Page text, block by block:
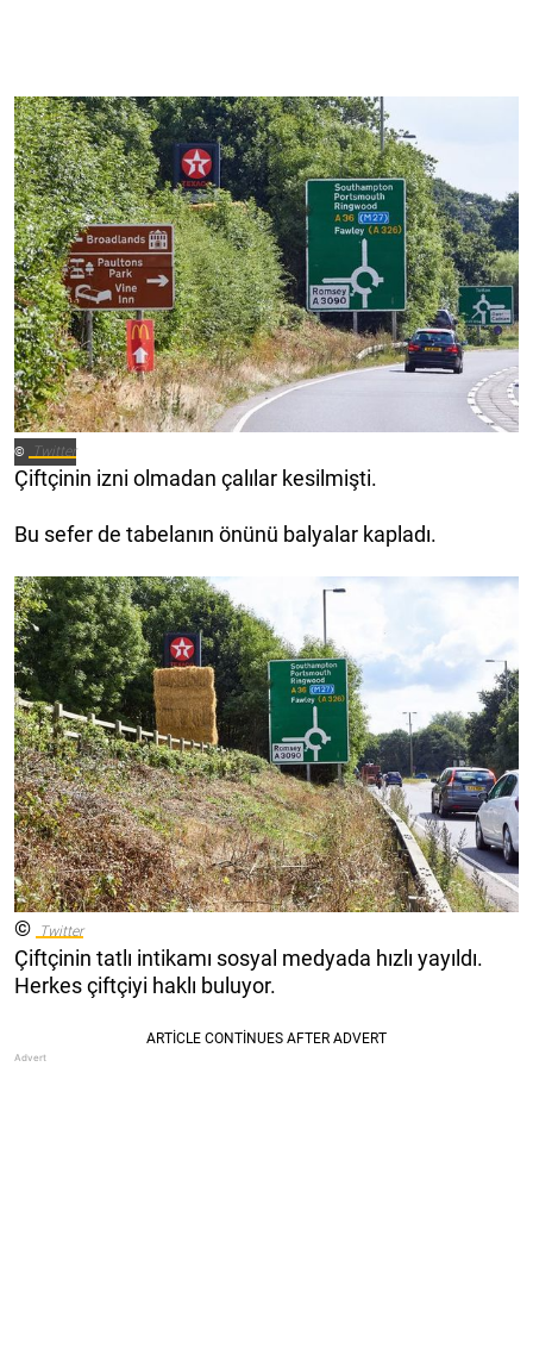
© Twitter
Çiftçinin izni olmadan çalılar kesilmişti.
Bu sefer de tabelanın önünü balyalar kapladı.
© Twitter
Çiftçinin tatlı intikamı sosyal medyada hızlı yayıldı.
Herkes çiftçiyi haklı buluyor.